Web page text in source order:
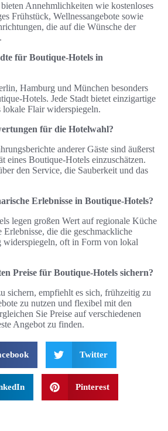
Annehmlichkeiten wie kostenloses
Frühstück, Wellnessangebote sowie
die auf die Wünsche der
für Boutique-Hotels in
Hamburg und München besonders
Hotels. Jede Stadt bietet einzigartige
lokale Flair widerspiegeln.
für die Hotelwahl?
anderer Gäste sind äußerst
eines Boutique-Hotels einzuschätzen.
den Service, die Sauberkeit und das
Erlebnisse in Boutique-Hotels?
legen großen Wert auf regionale Küche
die die geschmackliche
oft in Form von lokal
Preise für Boutique-Hotels sichern?
sichern, empfiehlt es sich, frühzeitig zu
zu nutzen und flexibel mit den
Sie Preise auf verschiedenen
Angebot zu finden.
Twitter
Pinterest